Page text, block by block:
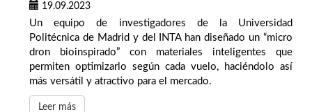
19.09.2023
Un equipo de investigadores de la Universidad
Politécnica de Madrid y del INTA han diseñado un “micro
dron bioinspirado” con materiales inteligentes que
permiten optimizarlo según cada vuelo, haciéndolo así
más versátil y atractivo para el mercado.
Leer más